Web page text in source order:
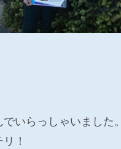
いらっしゃいました。
！